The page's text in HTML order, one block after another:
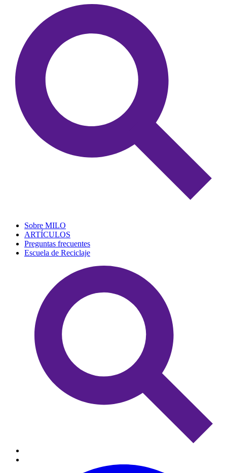
Sobre MILO
ARTÍCULOS
Preguntas frecuentes
Escuela de Reciclaje